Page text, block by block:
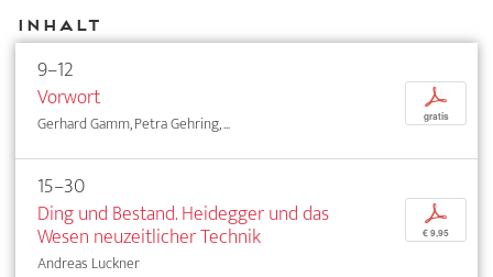
Inhalt
9–12
Vorwort
Gerhard Gamm, Petra Gehring, ...
p
gratis
15–30
Ding und Bestand. Heidegger und das
Wesen neuzeitlicher Technik
Andreas Luckner
p
€ 9,95